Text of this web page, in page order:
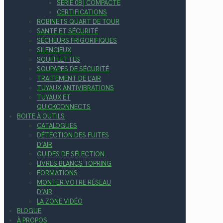
SÉRIE 08 | COMPACTE
CERTIFICATIONS
ROBINETS QUART DE TOUR
SANTÉ ET SÉCURITÉ
SÉCHEURS FRIGORIFIQUES
SILENCIEUX
SOUFFLETTES
SOUPAPES DE SÉCURITÉ
TRAITEMENT DE L’AIR
TUYAUX ANTIVIBRATIONS
TUYAUX ET
QUICKCONNECTS
BOITE À OUTILS
CATALOGUES
DÉTECTION DES FUITES
D’AIR
GUIDES DE SÉLECTION
LIVRES BLANCS TOPRING
FORMATIONS
MONTER VOTRE RÉSEAU
D’AIR
LA ZONE VIDÉO
BLOGUE
À PROPOS